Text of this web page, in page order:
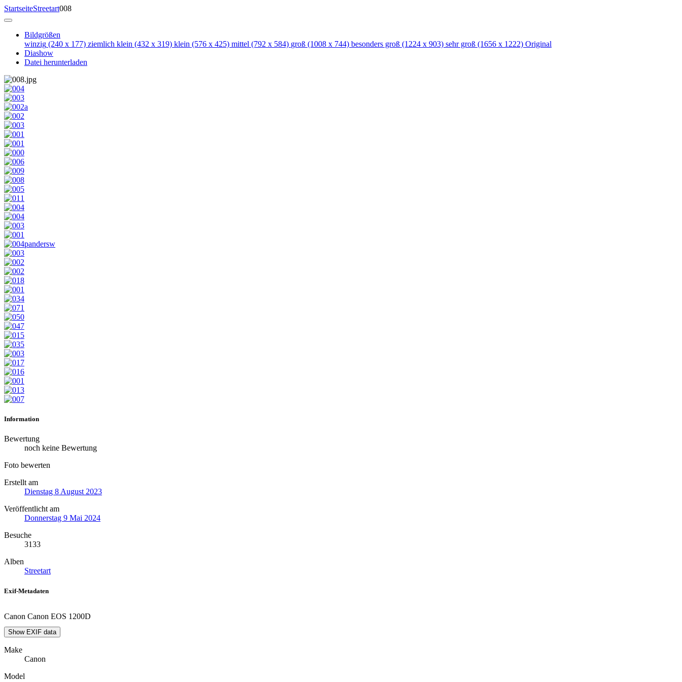
StartseiteStreetart008
Bildgrößen
winzig (240 x 177) ziemlich klein (432 x 319) klein (576 x 425) mittel (792 x 584) groß (1008 x 744) besonders groß (1224 x 903) sehr groß (1656 x 1222) Original
Diashow
Datei herunterladen
Information
Bewertung
noch keine Bewertung
Foto bewerten
Erstellt am
Dienstag 8 August 2023
Veröffentlicht am
Donnerstag 9 Mai 2024
Besuche
3133
Alben
Streetart
Exif-Metadaten
Canon Canon EOS 1200D
Show EXIF data
Make
Canon
Model